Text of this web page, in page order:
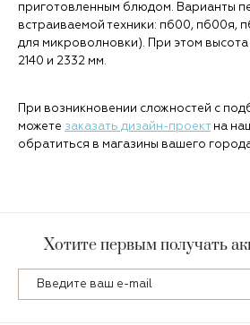
приготовленным блюдом. Варианты
встраиваемой техники: п600, п600я,
для микроволновки). При этом
2140 и 2332 мм.
При возникновении сложностей с
можете заказать дизайн-проектна
обратиться в магазины вашего
Хотите первым получать